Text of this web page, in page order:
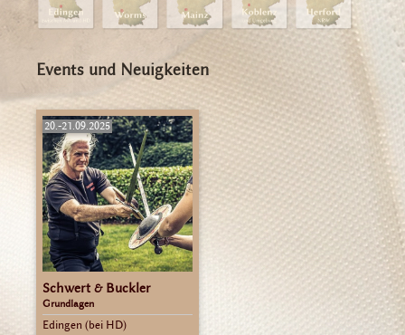
Events und Neuigkeiten
20.-21.09.2025
Schwert & Buckler
Grundlagen
Edingen (bei HD)